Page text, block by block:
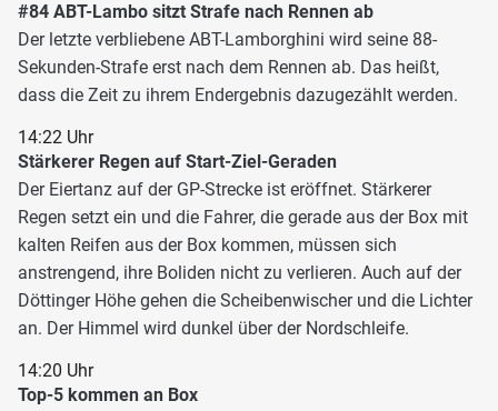
#84 ABT-Lambo sitzt Strafe nach Rennen ab
Der letzte verbliebene ABT-Lamborghini wird seine 88-
Sekunden-Strafe erst nach dem Rennen ab. Das heißt,
dass die Zeit zu ihrem Endergebnis dazugezählt werden.
14:22 Uhr
Stärkerer Regen auf Start-Ziel-Geraden
Der Eiertanz auf der GP-Strecke ist eröffnet. Stärkerer
Regen setzt ein und die Fahrer, die gerade aus der Box mit
kalten Reifen aus der Box kommen, müssen sich
anstrengend, ihre Boliden nicht zu verlieren. Auch auf der
Döttinger Höhe gehen die Scheibenwischer und die Lichter
an. Der Himmel wird dunkel über der Nordschleife.
14:20 Uhr
Top-5 kommen an Box